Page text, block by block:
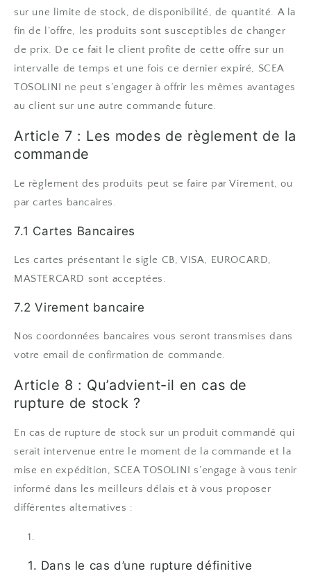
sur une limite de stock, de disponibilité, de quantité. A la
fin de l’offre, les produits sont susceptibles de changer
de prix. De ce fait le client profite de cette offre sur un
intervalle de temps et une fois ce dernier expiré, SCEA
TOSOLINI ne peut s’engager à offrir les mêmes avantages
au client sur une autre commande future.
Article 7 : Les modes de règlement de la
commande
Le règlement des produits peut se faire par Virement, ou
par cartes bancaires.
7.1 Cartes Bancaires
Les cartes présentant le sigle CB, VISA, EUROCARD,
MASTERCARD sont acceptées.
7.2 Virement bancaire
Nos coordonnées bancaires vous seront transmises dans
votre email de confirmation de commande.
Article 8 : Qu’advient-il en cas de
rupture de stock ?
En cas de rupture de stock sur un produit commandé qui
serait intervenue entre le moment de la commande et la
mise en expédition, SCEA TOSOLINI s’engage à vous tenir
informé dans les meilleurs délais et à vous proposer
différentes alternatives :
1. Dans le cas d’une rupture définitive